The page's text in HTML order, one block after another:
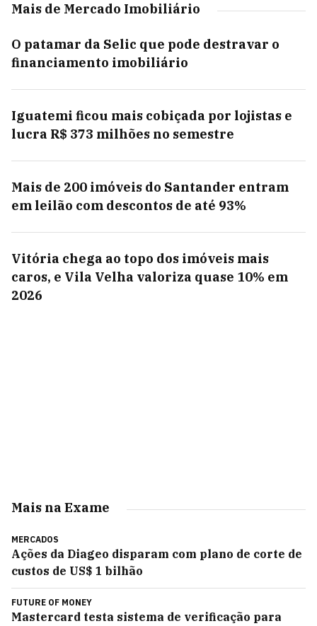
Mais de Mercado Imobiliário
O patamar da Selic que pode destravar o
financiamento imobiliário
Iguatemi ficou mais cobiçada por lojistas e
lucra R$ 373 milhões no semestre
Mais de 200 imóveis do Santander entram
em leilão com descontos de até 93%
Vitória chega ao topo dos imóveis mais
caros, e Vila Velha valoriza quase 10% em
2026
Mais na Exame
MERCADOS
Ações da Diageo disparam com plano de corte de
custos de US$ 1 bilhão
FUTURE OF MONEY
Mastercard testa sistema de verificação para